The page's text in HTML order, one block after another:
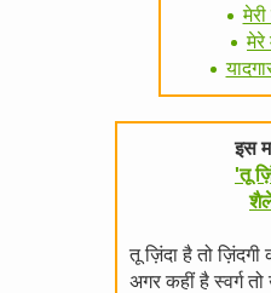
मेरे
इस
'तू
तू ज़िंदा है तो
अगर कहीं है स्वर्ग